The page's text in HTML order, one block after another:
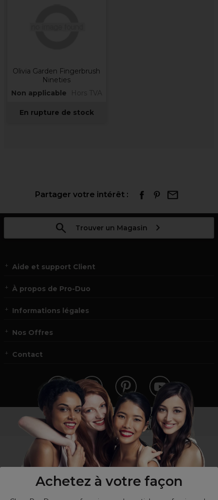
Achetez à votre façon
Olivia Garden Fingerbrush
Nineties
Non applicable
Hors TVA
En rupture de stock
Partager votre intérêt :
Trouver un Magasin
Aide et support Client
À propos de Pro-Duo
Informations légales
Nos Offres
Contact
Vous n’êtes pas un professionnel ?
Visitez notre site pour les particuliers!